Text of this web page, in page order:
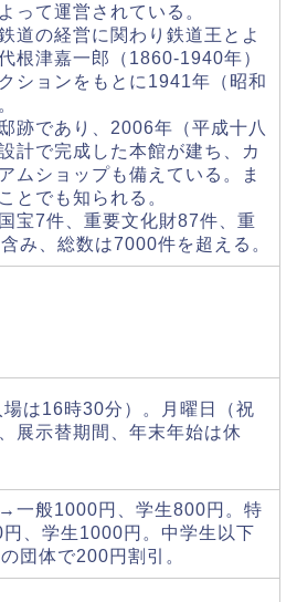
って運営されている。
道の経営に関わり鉄道王とよ
根津嘉一郎（1860-1940年）
ションをもとに1941年（昭和
跡であり、2006年（平成十八
計で完成した本館が建ち、カ
ムショップも備えている。ま
とでも知られる。
宝7件、重要文化財87件、重
み、総数は7000件を超える。
は16時30分）。月曜日（祝
展示替期間、年末年始は休
一般1000円、学生800円。特
、学生1000円。中学生以下
団体で200円割引。